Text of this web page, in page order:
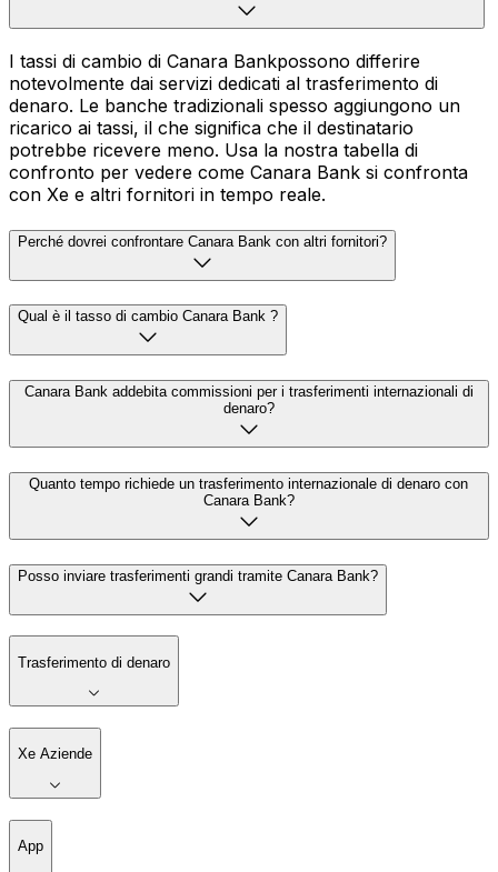
I tassi di cambio di Canara Bankpossono differire
notevolmente dai servizi dedicati al trasferimento di
denaro. Le banche tradizionali spesso aggiungono un
ricarico ai tassi, il che significa che il destinatario
potrebbe ricevere meno. Usa la nostra tabella di
confronto per vedere come Canara Bank si confronta
con Xe e altri fornitori in tempo reale.
Perché dovrei confrontare Canara Bank con altri fornitori?
Qual è il tasso di cambio Canara Bank ?
Canara Bank addebita commissioni per i trasferimenti internazionali di
denaro?
Quanto tempo richiede un trasferimento internazionale di denaro con
Canara Bank?
Posso inviare trasferimenti grandi tramite Canara Bank?
Trasferimento di denaro
Xe Aziende
App